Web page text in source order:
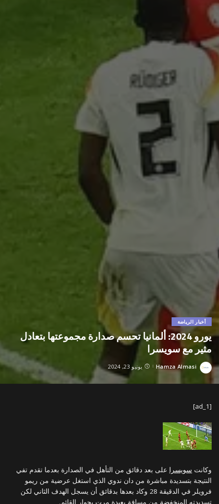
أخبار الرياضة
يورو 2024: ألمانيا تحسم صدارة مجموعتها بتعادل
مثير مع سويسرا
Posted
Hamza Almasi يونيو 23, 2024
[ad_1]
وكانت سويسرا على بعد دقائق من التأهل في الصدارة بعدما تقدم تفي
النتيجة بتسديدة مباشرة من دان ندوي الذي استغل عرضية من ريمو
فرويلر في الدقيقة 28 وكاد بعدها بدقائق أن يسجل الهدف الثاني لكن
تسديدته المنخفضة من مسافة بعيدة مرت بجوار القائم.